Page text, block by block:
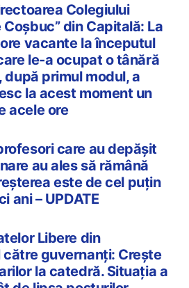
Colegiului
Coșbuc” din Capitală: La
vacante la începutul
le-a ocupat o tânără
după primul modul, a
la acest moment un
acele ore
care au depășit
au ales să rămână
este de cel puțin
ani – UPDATE
Libere din
guvernanți: Creşte
la catedră. Situaţia a